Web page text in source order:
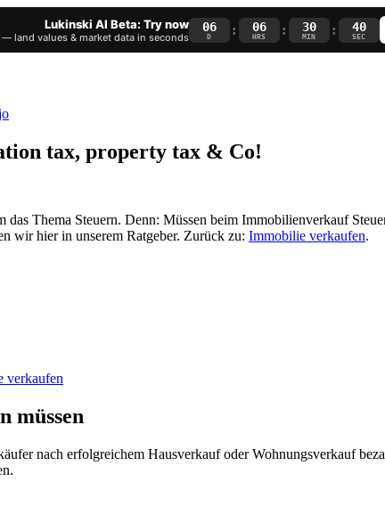
Lukinski AI Beta: Try now
land values & market data in seconds
06
D : 06
HRS : 30
MIN : 39
SEC
tax, property tax & Co!
Thema Steuern. Denn: Müssen beim Immobilienverkauf
wir hier in unserem Ratgeber. Zurück zu: Immobilie verkaufen.
verkaufen
müssen
nach erfolgreichem Hausverkauf oder Wohnungsverkauf